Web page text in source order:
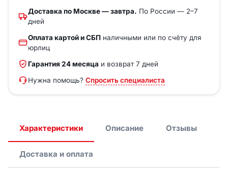
Доставка по Москве — завтра. По России — 2–7
дней
Оплата картой и СБП наличными или по счёту для
юрлиц
Гарантия 24 месяца и возврат 7 дней
Нужна помощь? Спросить специалиста
Характеристики Описание Отзывы
Доставка и оплата